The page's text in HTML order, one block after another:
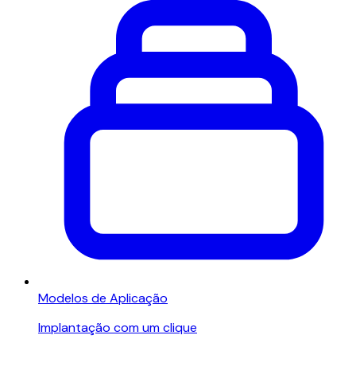
Modelos de Aplicação
Implantação com um clique